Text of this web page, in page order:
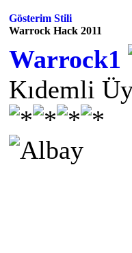
Gösterim Stili
Warrock Hack 2011
Warrock1
Kıdemli